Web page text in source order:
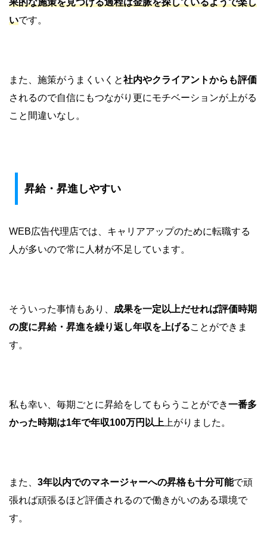
いです。
また、施策がうまくいくと社内やクライアントからも評価
されるので自信にもつながり更にモチベーションが上がる
こと間違いなし。
昇給・昇進しやすい
WEB広告代理店では、キャリアアップのために転職する
人が多いので常に人材が不足しています。
そういった事情もあり、 成果を一定以上だせれば評価時期
の度に昇給・昇進を繰り返し年収を上げることができま
す。
私も幸い、毎期ごとに昇給をしてもらうことができ一番多
かった時期は1年で年収100万円以上 上がりました。
また、 3年以内でのマネージャーへの昇格も十分可能で頑
張れば頑張るほど評価されるので働きがいのある環境で
す。